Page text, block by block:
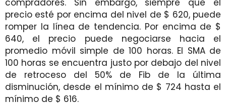
compradores. Sin embargo, siempre que el
precio esté por encima del nivel de $ 620, puede
romper la línea de tendencia. Por encima de $
640, el precio puede negociarse hacia el
promedio móvil simple de 100 horas. El SMA de
100 horas se encuentra justo por debajo del nivel
de retroceso del 50% de Fib de la última
disminución, desde el mínimo de $ 724 hasta el
mínimo de $ 616.